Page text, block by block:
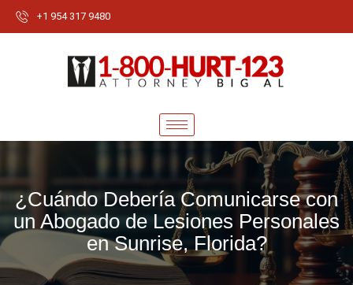
+1 954 317 9480
¿Cuándo Debería Comunicarse con
un Abogado de Lesiones Personales
en Sunrise, Florida?